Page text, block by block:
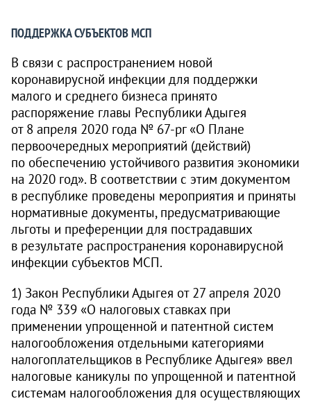
ПОДДЕРЖКА СУБЪЕКТОВ МСП
В связи с распространением новой
коронавирусной инфекции для поддержки
малого и среднего бизнеса принято
распоряжение главы Республики Адыгея
от 8 апреля 2020 года № 67-рг«О Плане
первоочередных мероприятий (действий)
по обеспечению устойчивого развития экономики
на 2020 год». В соответствии с этим документом
в республике проведены мероприятия и приняты
нормативные документы, предусматривающие
льготы и преференции для пострадавших
в результате распространения коронавирусной
инфекции субъектов МСП.
1) Закон Республики Адыгея от 27 апреля 2020
года № 339 «О налоговых ставках при
применении упрощенной и патентной систем
налогообложения отдельными категориями
налогоплательщиков в Республике Адыгея» ввел
налоговые каникулы по упрощенной и патентной
системам налогообложения для осуществляющих